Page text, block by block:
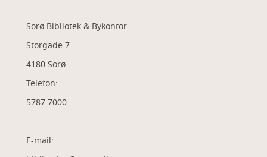
Sorø Bibliotek & Bykontor
Storgade 7
4180 Sorø
Telefon:
5787 7000
E-mail: